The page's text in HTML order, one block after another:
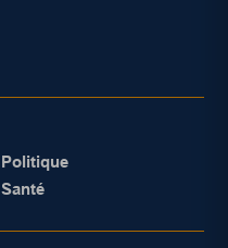
Politique
Santé